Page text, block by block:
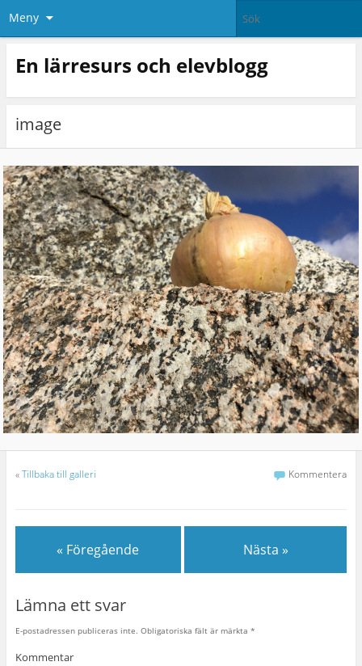
Meny
En lärresurs och elevblogg
image
«Tillbaka till galleri Kommentera
« Föregående Nästa »
Lämna ett svar
E-postadressen publiceras inte. Obligatoriska fält är märkta *
Kommentar